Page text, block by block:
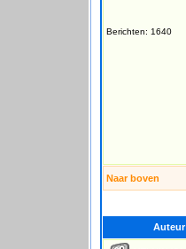
Berichten: 1640
Naar boven
Auteur